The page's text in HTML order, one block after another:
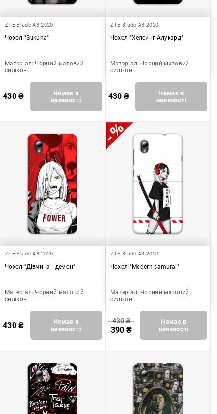
ZTE Blade A3 2020
Чохол "Sukuna"
Матеріал: Чорний матовий
силікон
430₴
Немає в
наявності
ZTE Blade A3 2020
Чохол "Хелсинг Алукард"
Матеріал: Чорний матовий
силікон
430 ₴
Немає в
наявності
ZTE Blade A3 2020
Чохол "Дівчина - демон"
Матеріал: Чорний матовий
силікон
430₴
Немає в
наявності
ZTE Blade A3 2020
Чохол "Modern samurai"
Матеріал: Чорний матовий
силікон
430₴
390 ₴
Немає в
наявності